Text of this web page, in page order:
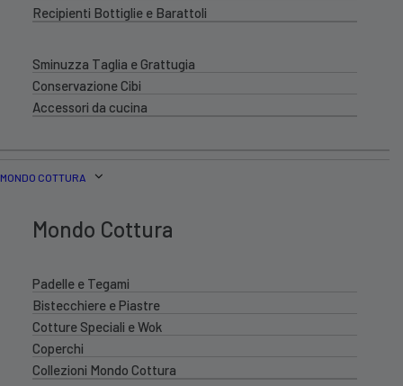
Recipienti Bottiglie e Barattoli
Sminuzza Taglia e Grattugia
Conservazione Cibi
Accessori da cucina
MONDO COTTURA
Mondo Cottura
Padelle e Tegami
Bistecchiere e Piastre
Cotture Speciali e Wok
Coperchi
Collezioni Mondo Cottura